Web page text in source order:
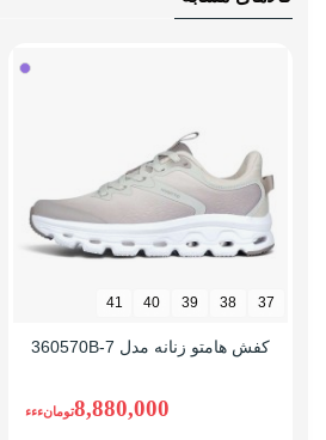
37
38
39
40
41
کفش هامتو زنانه مدل 360570B-7
8,880,000تومانءءء